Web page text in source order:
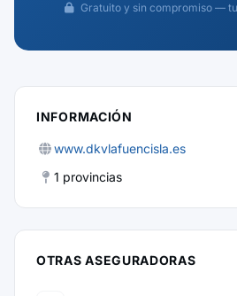
Gratuito y sin compromiso —
INFORMACIÓN
www.dkvlafuencisla.es
1 provincias
OTRAS ASEGURADORAS